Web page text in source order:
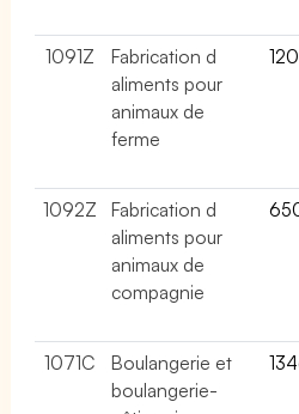
1091Z
Fabrication d
aliments pour
animaux de
ferme
1092Z
Fabrication d
aliments pour
animaux de
compagnie
1071C
Boulangerie et
boulangerie-